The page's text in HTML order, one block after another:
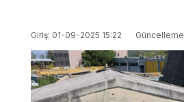
Giriş: 01-09-2025 15:22